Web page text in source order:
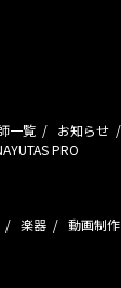
一覧 お知らせ
PRO
楽器 動画制作